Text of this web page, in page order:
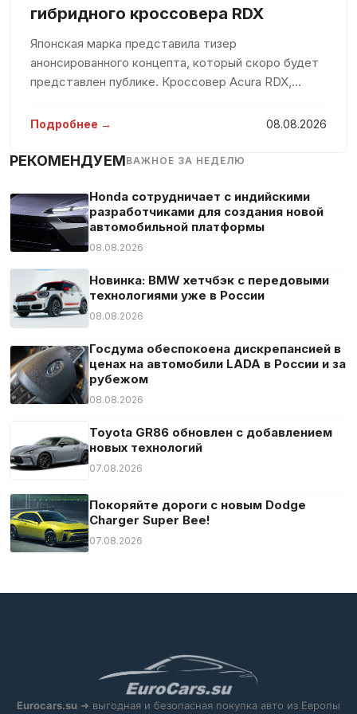
Иммобилайзер
Колеса из легкого сплава
Комплект громкой связи
Контроль полосы движения
Массажные сидения
В машине не курили
Мониторинг слепых зон
Мультируль
Навигационная система
Новая услуга
Опора для поясницы
Передний привод
Подлокотник
Подогрев сидений
Полная история обслуживания
Противобуксовочная система
Противотуманная фара
Сенсорный экран
Сетка в багажнике
гибридного кроссовера RDX
Японская марка представила тизер
анонсированного концепта, который скоро будет
представлен публике. Кроссовер Acura RDX,
американский рынок, был выпущен в 2006 году.
2013
Подробнее → 08.08.2026
РЕКОМЕНДУЕМВАЖНОЕ ЗА НЕДЕЛЮ
Honda сотрудничает с индийскими
разработчиками для создания новой
автомобильной платформы
08.08.2026
Новинка: BMW хетчбэк с передовыми
технологиями уже в России
08.08.2026
Госдума обеспокоена дискрепансией в
ценах на автомобили LADA в России и за
рубежом
08.08.2026
Toyota GR86 обновлен с добавлением
новых технологий
07.08.2026
Покоряйте дороги с новым Dodge
Charger Super Bee!
07.08.2026
Eurocars.su ➜ выгодная и безопасная покупка авто из Европы